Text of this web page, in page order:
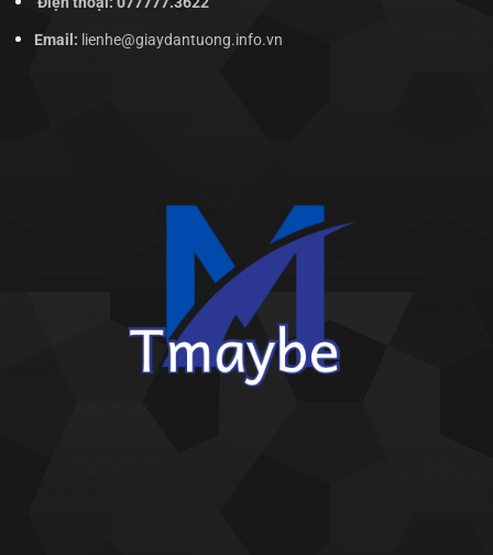
Email: lienhe@giaydantuong.info.vn